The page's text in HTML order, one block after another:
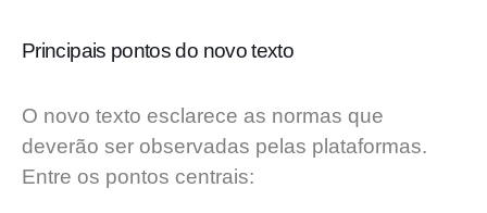
Principais pontos do novo texto
O novo texto esclarece as normas que
deverão ser observadas pelas plataformas.
Entre os pontos centrais: